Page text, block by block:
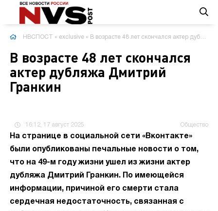
НВСПОСТ » exclusive » В возрасте 48 лет скончался актер дубляжа Дмитрий Гранкин
В возрасте 48 лет скончался
актер дубляжа Дмитрий
Гранкин
16:12, 17 август 2025 Общество
На странице в социальной сети «Вконтакте»
были опубликованы печальные новости о том,
что на 49-м году жизни ушел из жизни актер
дубляжа Дмитрий Гранкин. По имеющейся
информации, причиной его смерти стала
сердечная недостаточность, связанная с